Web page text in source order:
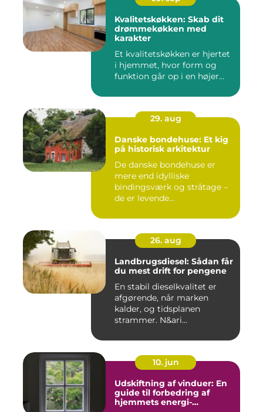
Kvalitetskøkken: Skab dit
drømmekøkken med
karakter
Et kvalitetskøkken er hjertet
i hjemmet, hvor form og
funktion går op i en højer...
29. aug
Danske bondehuse: Et kig
på historisk arkitektur
De danske bondehuse er
mere end idylliske
bindingsværk og stråtage –
de er levende...
26. aug
Landbrugsdiesel: Sådan får
du mest drift for pengene
En stabil dieselkvalitet er
afgørende, når marken
kalder, og tidsplanen
strammer. N&ari...
10. jun
Udskiftning af vinduer: En
guide til forbedring af
hjemmets energi-